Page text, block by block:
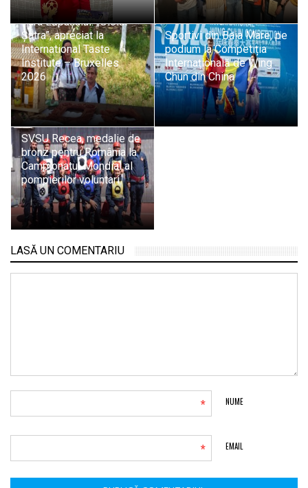
Tradiție și pasiune din
Țara Lăpușului: „Oloiul
Șatra”, apreciat la
International Taste
Institute – Bruxelles
2026
Sportivi din Baia Mare, pe
podium la Competiția
Internațională de Wing
Chun din China
SVSU Recea, medalie de
bronz pentru România la
Campionatul Mondial al
pompierilor voluntari
LASĂ UN COMENTARIU
NUME
*
EMAIL
*